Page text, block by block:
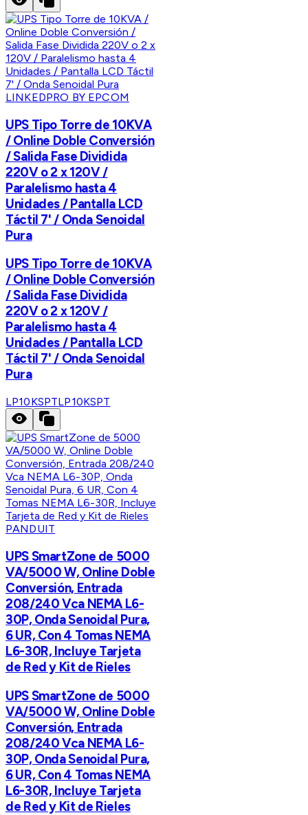
LINKEDPRO BY EPCOM
UPS Tipo Torre de 10KVA
/ Online Doble Conversión
/ Salida Fase Dividida
220V o 2 x 120V /
Paralelismo hasta 4
Unidades / Pantalla LCD
Táctil 7' / Onda Senoidal
Pura
UPS Tipo Torre de 10KVA
/ Online Doble Conversión
/ Salida Fase Dividida
220V o 2 x 120V /
Paralelismo hasta 4
Unidades / Pantalla LCD
Táctil 7' / Onda Senoidal
Pura
LP10KSPTLP10KSPT
PANDUIT
UPS SmartZone de 5000
VA/5000 W, Online Doble
Conversión, Entrada
208/240 Vca NEMA L6-
30P, Onda Senoidal Pura,
6 UR, Con 4 Tomas NEMA
L6-30R, Incluye Tarjeta
de Red y Kit de Rieles
UPS SmartZone de 5000
VA/5000 W, Online Doble
Conversión, Entrada
208/240 Vca NEMA L6-
30P, Onda Senoidal Pura,
6 UR, Con 4 Tomas NEMA
L6-30R, Incluye Tarjeta
de Red y Kit de Rieles